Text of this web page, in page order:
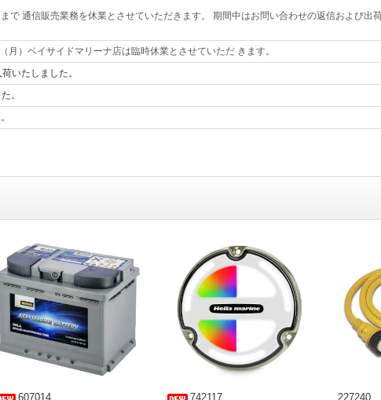
で 通信販売業務を休業とさせていただきます。 期間中はお問い合わせの返信および出
月）ベイサイドマリーナ店は臨時休業とさせていただ きます。
いたしました。
。
607014
742117
227240